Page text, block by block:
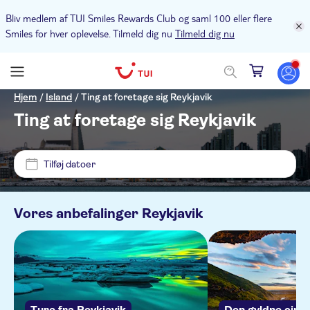
Bliv medlem af TUI Smiles Rewards Club og saml 100 eller flere
Smiles for hver oplevelse. Tilmeld dig nu Tilmeld dig nu
Hjem / Island /Ting at foretage sig Reykjavik
Ting at foretage sig Reykjavik
Tilføj datoer
Vores anbefalinger Reykjavik
Pris (voksen)
Min DKK Max DKK
Pickup på hotel
NO-PICKUP
Hilton Reykjavik Nordica, Suðurlandsbraut 2
Part of Reykjavik Apt. (Hverfisgata 57-59), pick up at Tour
Bus Stop 9, Snorrabraut (corner w/ Hverfisgata)
Apartment K (Bergstaðastræti 3), pick up at Tour Bus
Stop 6, Safnahúsið - The Culture House (corner of
Alternativer
Gratis aflysning
Guidet Tur
Elektronisk billet
Kategorier
Aktiviteter
Udendørs aktiviteter
Natur
Aktiviteter i byen
Udflugter & dagsture
Sightseeing & traditioner
Seværdigheder & guidede rundture
Aktivitetssprog
English